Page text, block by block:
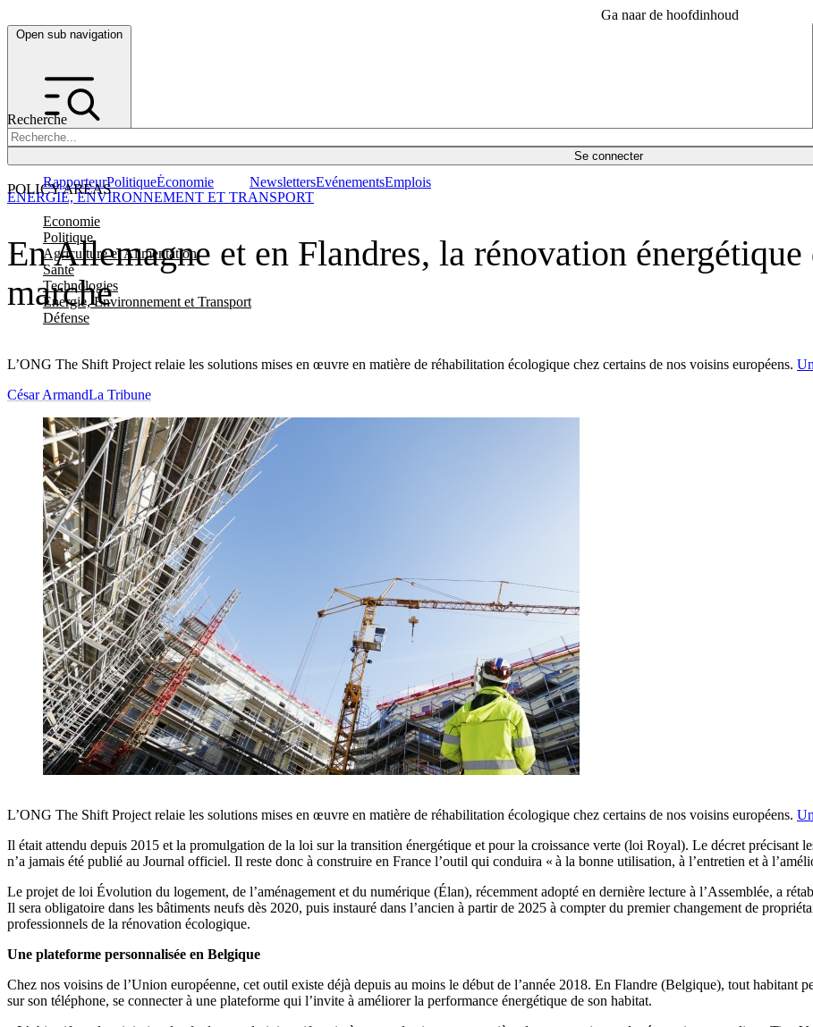
Ga naar de hoofdinhoud
Open sub navigation
Recherche
Se connecter
POLICY AREAS
Economie
Politique
Agriculture et Alimentation
Santé
Technologies
Energie, Environnement et Transport
Défense
RapporteurPolitiqueÉconomie NewslettersEvénementsEmplois
En Allemagne et en Flandres, la rénovation énergétique
marche
L’ONG The Shift Project relaie les solutions mises en œuvre en matière de réhabilitation écologique chez certains de nos voisins européens.
ENERGIE, ENVIRONNEMENT ET TRANSPORT
César ArmandLa Tribune
L’ONG The Shift Project relaie les solutions mises en œuvre en matière de réhabilitation écologique chez certains de nos voisins européens.
Il était attendu depuis 2015 et la promulgation de la loi sur la transition énergétique et pour la croissance verte (loi Royal). Le décret précisant
n’a jamais été publié au Journal officiel. Il reste donc à construire en France l’outil qui conduira « à la bonne utilisation, à l’entretien et à
Le projet de loi Évolution du logement, de l’aménagement et du numérique (Élan), récemment adopté en dernière lecture à l’Assemblée, a
Il sera obligatoire dans les bâtiments neufs dès 2020, puis instauré dans l’ancien à partir de 2025 à compter du premier changement de
professionnels de la rénovation écologique.
Une plateforme personnalisée en Belgique
Chez nos voisins de l’Union européenne, cet outil existe déjà depuis au moins le début de l’année 2018. En Flandre (Belgique), tout habitant
sur son téléphone, se connecter à une plateforme qui l’invite à améliorer la performance énergétique de son habitat.